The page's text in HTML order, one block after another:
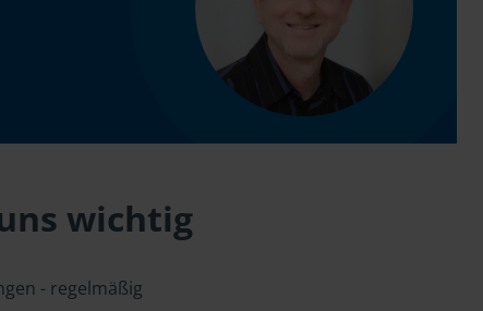
wichtig
- regelmäßig